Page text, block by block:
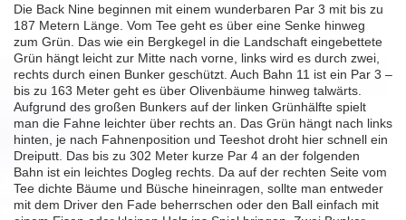
Die Back Nine beginnen mit einem wunderbaren Par 3 mit bis zu
187 Metern Länge. Vom Tee geht es über eine Senke hinweg
zum Grün. Das wie ein Bergkegel in die Landschaft eingebettete
Grün hängt leicht zur Mitte nach vorne, links wird es durch zwei,
rechts durch einen Bunker geschützt. Auch Bahn 11 ist ein Par 3 –
bis zu 163 Meter geht es über Olivenbäume hinweg talwärts.
Aufgrund des großen Bunkers auf der linken Grünhälfte spielt
man die Fahne leichter über rechts an. Das Grün hängt nach links
hinten, je nach Fahnenposition und Teeshot droht hier schnell ein
Dreiputt. Das bis zu 302 Meter kurze Par 4 an der folgenden
Bahn ist ein leichtes Dogleg rechts. Da auf der rechten Seite vom
Tee dichte Bäume und Büsche hineinragen, sollte man entweder
mit dem Driver den Fade beherrschen oder den Ball einfach mit